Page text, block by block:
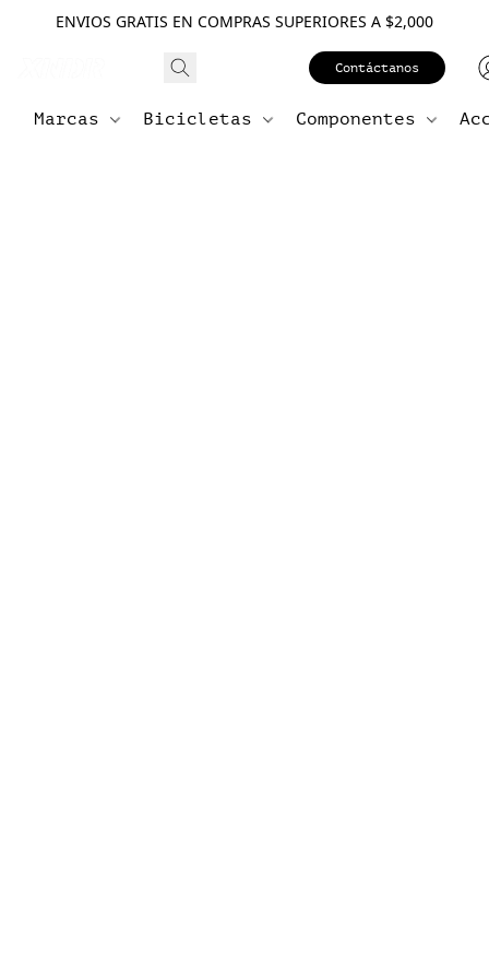
ENVIOS GRATIS EN COMPRAS SUPERIORES A $2,000
Contáctanos
Marcas Bicicletas Componentes